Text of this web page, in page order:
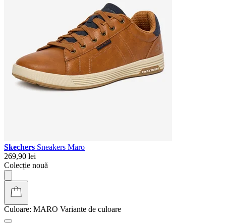
Skechers Sneakers Maro
269,90 lei
Colecție nouă
Culoare: MARO Variante de culoare